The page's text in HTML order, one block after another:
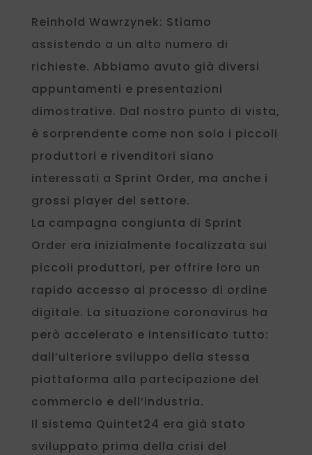
Reinhold Wawrzynek: Stiamo
assistendo a un alto numero di
richieste. Abbiamo avuto già diversi
appuntamenti e presentazioni
dimostrative. Dal nostro punto di vista,
è sorprendente come non solo i piccoli
produttori e rivenditori siano
interessati a Sprint Order, ma anche i
grossi player del settore.
La campagna congiunta di Sprint
Order era inizialmente focalizzata sui
piccoli produttori, per offrire loro un
rapido accesso al processo di ordine
digitale. La situazione coronavirus ha
però accelerato e intensificato tutto:
dall’ulteriore sviluppo della stessa
piattaforma alla partecipazione del
commercio e dell’industria.
Il sistema Quintet24 era già stato
sviluppato prima della crisi del